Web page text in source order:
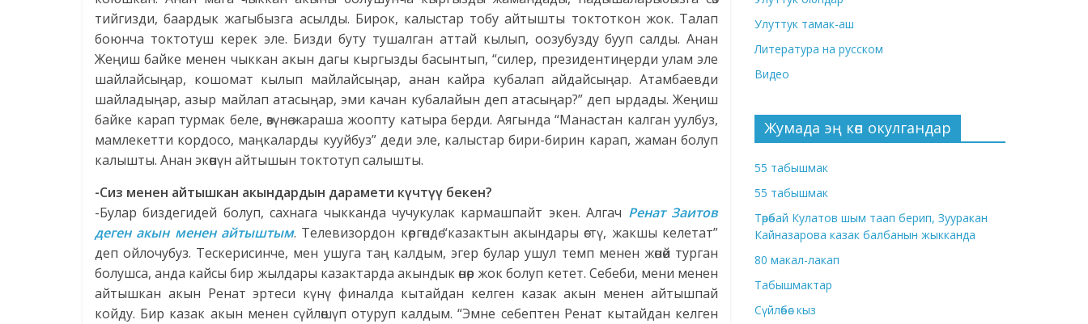
тийгизди, баардык жагыбызга асылды. Бирок, калыстар тобу айтышты токтоткон жок. Талап
боюнча токтотуш керек эле. Бизди буту тушалган аттай кылып, оозубузду бууп салды. Анан
Жеңиш байке менен чыккан акын дагы кыргызды басынтып, “силер, президентиңерди улам эле
шайлайсыңар, кошомат кылып майлайсыңар, анан кайра кубалап айдайсыңар. Атамбаевди
шайладыңар, азыр майлап атасыңар, эми качан кубалайын деп атасыңар?” деп ырдады. Жеңиш
байке карап турмак беле, өзүнө жараша жоопту катыра берди. Аягында “Манастан калган уулбуз,
мамлекетти кордосо, маңкаларды кууйбуз” деди эле, калыстар бири-бирин карап, жаман болуп
калышты. Анан экөөнүн айтышын токтотуп салышты.
-Сиз менен айтышкан акындардын дарамети күчтүү бекен?
-Булар биздегидей болуп, сахнага чыкканда чучукулак кармашпайт экен. Алгач Ренат Заитов
деген акын менен айтыштым. Телевизордон көргөндө “казактын акындары өстү, жакшы келетат”
деп ойлочубуз. Тескерисинче, мен ушуга таң калдым, эгер булар ушул темп менен жөнөй турган
болушса, анда кайсы бир жылдары казактарда акындык өнөр жок болуп кетет. Себеби, мени менен
айтышкан акын Ренат эртеси күнү финалда кытайдан келген казак акын менен айтышпай
койду. Бир казак акын менен сүйлөшүп отуруп калдым. “Эмне себептен Ренат кытайдан келген
Улуттук тамак-аш
Литература на русском
Видео
Жумада эң көп окулгандар
55 табышмак
55 табышмак
Төрөбай Кулатов шым таап берип, Зууракан
Кайназарова казак балбанын жыкканда
80 макал-лакап
Табышмактар
Сүйлөбөс кыз